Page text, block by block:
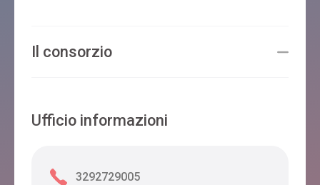
Il consorzio
Ufficio informazioni
3292729005